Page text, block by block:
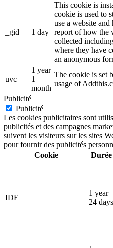
_gid 1 day
This cookie is
cookie is used to
use a website and
report of how the
collected
where they have
an anonymous
uvc
1 year
1
month
The cookie is set
usage of
Publicité
Publicité
Les cookies publicitaires sont
publicités et des campagnes
suivent les visiteurs sur les sites
pour fournir des publicités
Cookie
Durée
IDE
1 year
24 days